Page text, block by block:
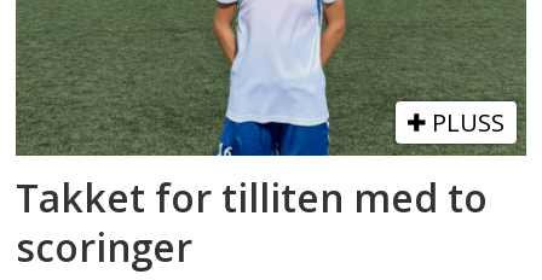
PLUSS
Takket for tilliten med to
scoringer